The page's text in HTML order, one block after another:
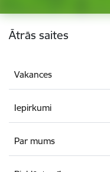
Kājene
Ātrās saites
Vakances
Iepirkumi
Par mums